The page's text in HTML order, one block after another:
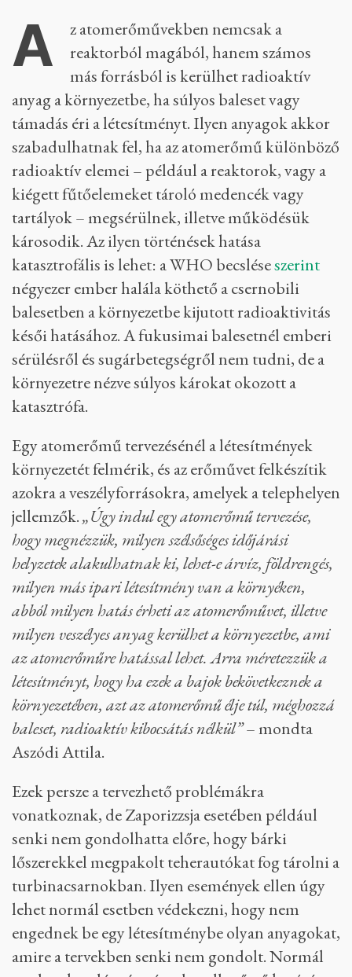
összetettek.
Mi ellen véd, és mi ellen nem
véd az atomerőmű biztonsági
rendszere?
A
z atomerőművekben nemcsak a
reaktorból magából, hanem számos
más forrásból is kerülhet radioaktív
anyag a környezetbe, ha súlyos baleset vagy
támadás éri a létesítményt. Ilyen anyagok akkor
szabadulhatnak fel, ha az atomerőmű különböző
radioaktív elemei – például a reaktorok, vagy a
kiégett fűtőelemeket tároló medencék vagy
tartályok – megsérülnek, illetve működésük
károsodik. Az ilyen történések hatása
katasztrofális is lehet: a WHO becslése szerint
négyezer ember halála köthető a csernobili
balesetben a környezetbe kijutott radioaktivitás
késői hatásához. A fukusimai balesetnél emberi
sérülésről és sugárbetegségről nem tudni, de a
környezetre nézve súlyos károkat okozott a
katasztrófa.
Egy atomerőmű tervezésénél a létesítmények
környezetét felmérik, és az erőművet felkészítik
azokra a veszélyforrásokra, amelyek a telephelyen
jellemzők.„Úgy indul egy atomerőmű tervezése,
hogy megnézzük, milyen szélsőséges időjárási
helyzetek alakulhatnak ki, lehet-e árvíz, földrengés,
milyen más ipari létesítmény van a környéken,
abból milyen hatás érheti az atomerőművet, illetve
milyen veszélyes anyag kerülhet a környezetbe, ami
az atomerőműre hatással lehet. Arra méretezzük a
létesítményt, hogy ha ezek a bajok bekövetkeznek a
környezetében, azt az atomerőmű élje túl, méghozzá
baleset, radioaktív kibocsátás nélkül”– mondta
Aszódi Attila.